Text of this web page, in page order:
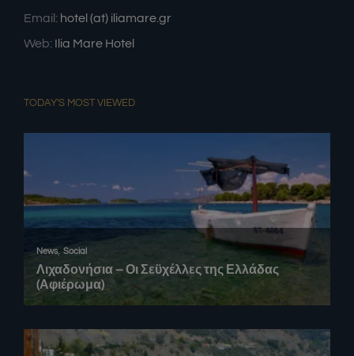
Email: hotel (at) iliamare.gr
Web: Ilia Mare Hotel
TODAY'S MOST VIEWED